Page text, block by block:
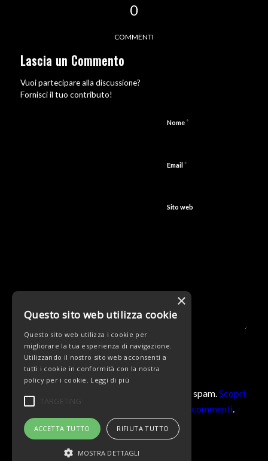
0
COMMENTI
Lascia un Commento
Vuoi partecipare alla discussione?
Fornisci il tuo contributo!
Nome*
Email*
Sito web
Questo sito utilizza Akismet per ridurre lo spam. Scopri
come vengono elaborati i dati derivati dai commenti.
×
Questo sito web utilizza cookie
Questo sito web utilizza i cookie per
migliorare la tua esperienza di navigazione.
Utilizzando il nostro sito web acconsenti a
tutti i cookie in conformità con la nostra
policy per i cookie. Leggi di più
TARGETING
ACCETTA TUTTO RIFIUTA TUTTO
MOSTRA DETTAGLI